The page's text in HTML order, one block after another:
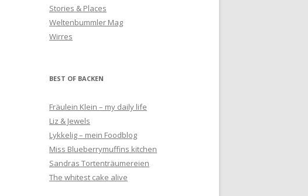
Stories & Places
Weltenbummler Mag
Wirres
BEST OF BACKEN
Fräulein Klein – my daily life
Liz & Jewels
Lykkelig – mein Foodblog
Miss Blueberrymuffins kitchen
Sandras Tortenträumereien
The whitest cake alive